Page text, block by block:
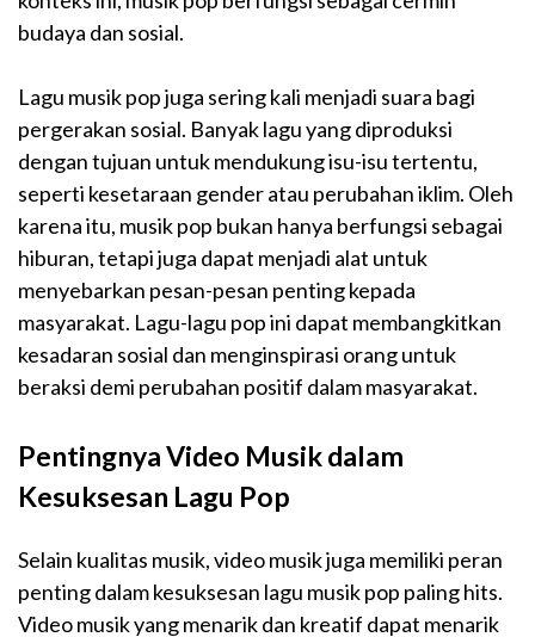
budaya dan sosial.
Lagu musik pop juga sering kali menjadi suara bagi
pergerakan sosial. Banyak lagu yang diproduksi
dengan tujuan untuk mendukung isu-isu tertentu,
seperti kesetaraan gender atau perubahan iklim. Oleh
karena itu, musik pop bukan hanya berfungsi sebagai
hiburan, tetapi juga dapat menjadi alat untuk
menyebarkan pesan-pesan penting kepada
masyarakat. Lagu-lagu pop ini dapat membangkitkan
kesadaran sosial dan menginspirasi orang untuk
beraksi demi perubahan positif dalam masyarakat.
Pentingnya Video Musik dalam
Kesuksesan Lagu Pop
Selain kualitas musik, video musik juga memiliki peran
penting dalam kesuksesan lagu musik pop paling hits.
Video musik yang menarik dan kreatif dapat menarik